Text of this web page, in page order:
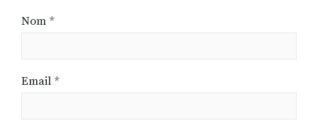
Nom *
Email *